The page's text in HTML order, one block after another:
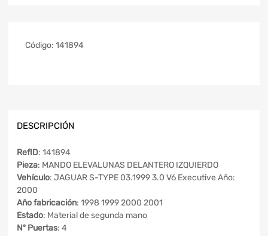
Código: 141894
DESCRIPCIÓN
RefID: 141894
Pieza: MANDO ELEVALUNAS DELANTERO IZQUIERDO
Vehículo: JAGUAR S-TYPE 03.1999 3.0 V6 Executive Año:
2000
Año fabricación: 1998 1999 2000 2001
Estado: Material de segunda mano
Nº Puertas: 4